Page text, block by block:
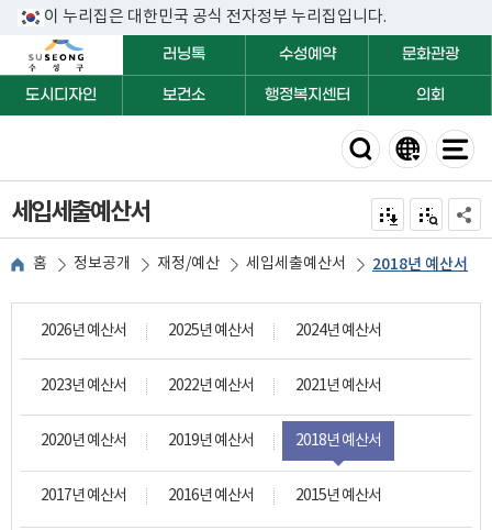
이 누리집은 대한민국 공식 전자정부 누리집입니다.
러닝톡
수성예약 문화관광
도시디자인 보건소 행정복지센터 의회
세입세출예산서 전자점자 내려받기
점자미리 보
공유
홈 정보공개 재정/예산 세입세출예산서 2018년 예산서
2026년 예산서 2025년 예산서 2024년 예산서
2023년 예산서 2022년 예산서 2021년 예산서
2020년 예산서 2019년 예산서 2018년 예산서
2017년 예산서 2016년 예산서 2015년 예산서